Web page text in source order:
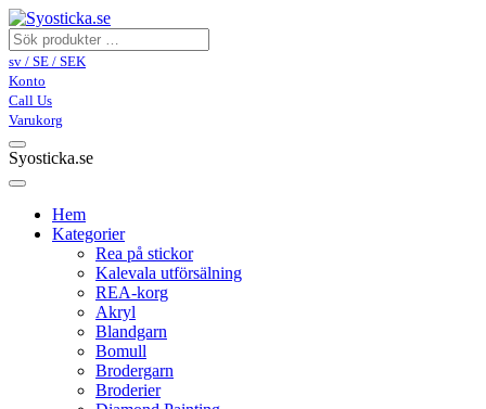
sv / SE / SEK
Konto
Call Us
Varukorg
Syosticka.se
Hem
Kategorier
Rea på stickor
Kalevala utförsälning
REA-korg
Akryl
Blandgarn
Bomull
Brodergarn
Broderier